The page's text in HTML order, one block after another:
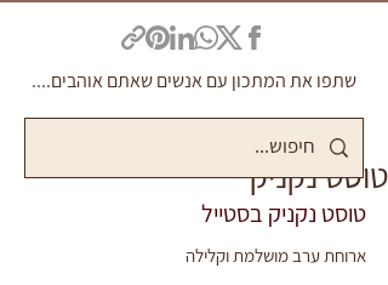
שתפו את המתכון עם אנשים שאתם אוהבים....
טוסט נקניק
טוסט נקניק בסטייל
ארוחת ערב מושלמת וקלילה